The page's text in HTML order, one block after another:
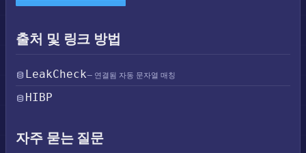
출처 및 링크 방법
LeakCheck— 연결됨 자동 문자열 매칭
HIBP
자주 묻는 질문